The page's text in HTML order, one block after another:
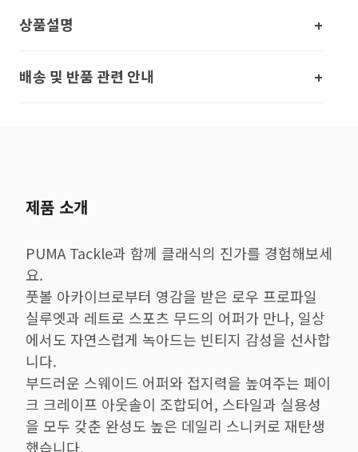
상품설명
배송 및 반품 관련 안내
제품 소개
PUMA Tackle과 함께 클래식의 진가를 경험해보세
요.
풋볼 아카이브로부터 영감을 받은 로우 프로파일
실루엣과 레트로 스포츠 무드의 어퍼가 만나, 일상
에서도 자연스럽게 녹아드는 빈티지 감성을 선사합
니다.
부드러운 스웨이드 어퍼와 접지력을 높여주는 페이
크 크레이프 아웃솔이 조합되어, 스타일과 실용성
을 모두 갖춘 완성도 높은 데일리 스니커로 재탄생
했습니다.